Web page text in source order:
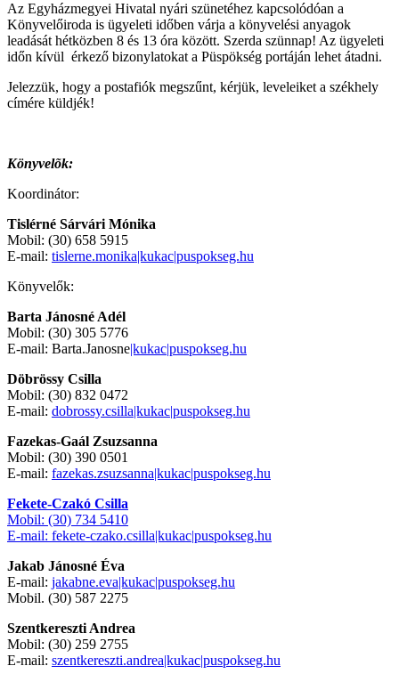
Az Egyházmegyei Hivatal nyári szünetéhez kapcsolódóan a
Könyvelőiroda is ügyeleti időben várja a könyvelési anyagok
leadását hétközben 8 és 13 óra között. Szerda szünnap! Az ügyeleti
időn kívül érkező bizonylatokat a Püspökség portáján lehet átadni.
Jelezzük, hogy a postafiók megszűnt, kérjük, leveleiket a székhely
címére küldjék!
Könyvelõk:
Koordinátor:
Tislérné Sárvári Mónika
Mobil: (30) 658 5915
E-mail: tislerne.monika|kukac|puspokseg.hu
Könyvelők:
Barta Jánosné Adél
Mobil: (30) 305 5776
E-mail: Barta.Janosne|kukac|puspokseg.hu
Döbrössy Csilla
Mobil: (30) 832 0472
E-mail: dobrossy.csilla|kukac|puspokseg.hu
Fazekas-Gaál Zsuzsanna
Mobil: (30) 390 0501
E-mail: fazekas.zsuzsanna|kukac|puspokseg.hu
Fekete-Czakó Csilla
Mobil: (30) 734 5410
E-mail: fekete-czako.csilla|kukac|puspokseg.hu
Jakab Jánosné Éva
E-mail: jakabne.eva|kukac|puspokseg.hu
Mobil. (30) 587 2275
Szentkereszti Andrea
Mobil: (30) 259 2755
E-mail: szentkereszti.andrea|kukac|puspokseg.hu